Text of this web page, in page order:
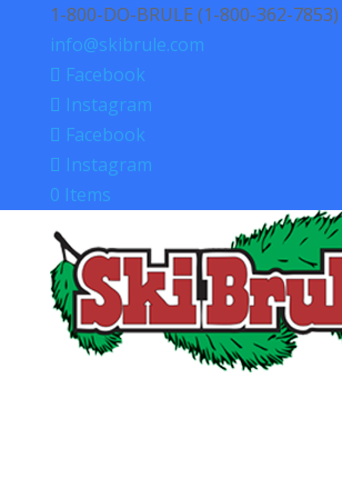
1-800-DO-BRULE (1-800-362-7853)
info@skibrule.com
Facebook
Instagram
Facebook
Instagram
0 Items